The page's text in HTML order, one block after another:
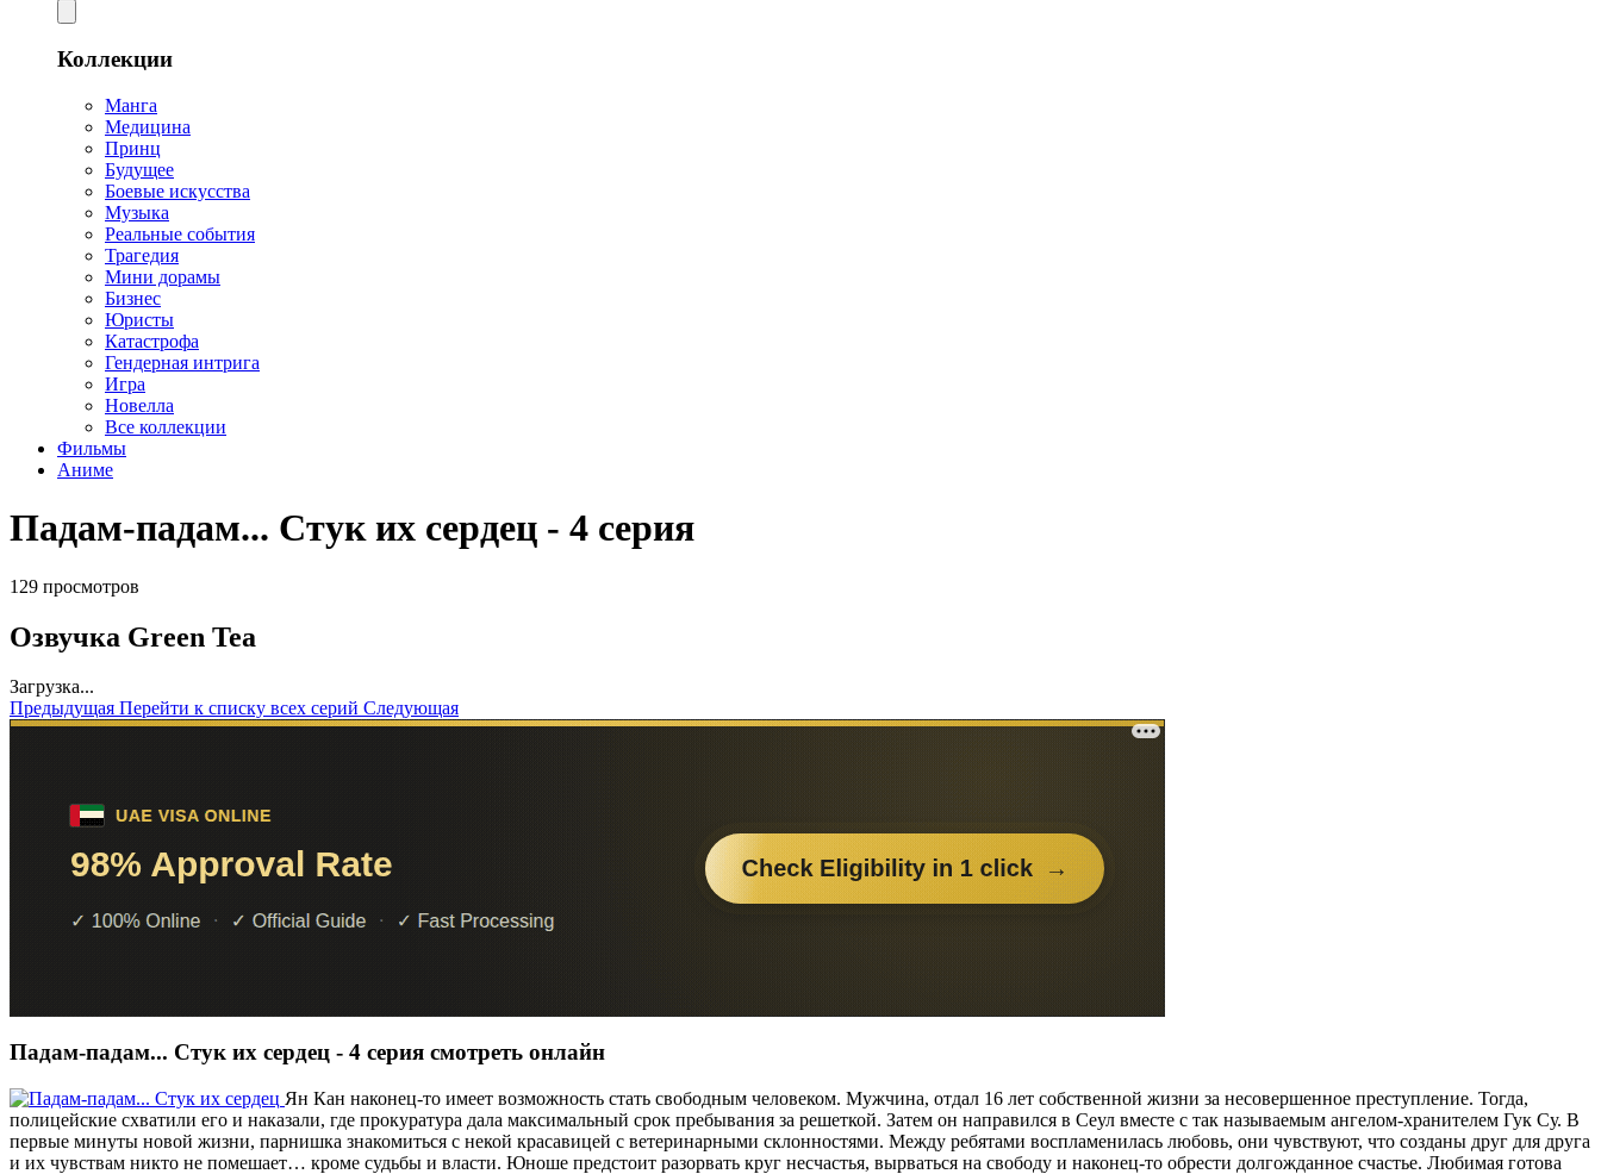
Коллекции
Манга
Медицина
Принц
Будущее
Боевые искусства
Музыка
Реальные события
Трагедия
Мини дорамы
Бизнес
Юристы
Катастрофа
Гендерная интрига
Игра
Новелла
Все коллекции
Фильмы
Аниме
Падам-падам... Стук их сердец - 4 серия
129 просмотров
Озвучка Green Tea
Загрузка...
Предыдущая Перейти к списку всех серий Следующая
Падам-падам... Стук их сердец - 4 серия смотреть онлайн
Ян Кан наконец-то имеет возможность стать свободным человеком. Мужчина, отдал 16 лет собственной жизни за несовершенное преступление. Тогда,
полицейские схватили его и наказали, где прокуратура дала максимальный срок пребывания за решеткой. Затем он направился в Сеул вместе с так называемым ангелом-хранителем Гук Су. В
первые минуты новой жизни, парнишка знакомиться с некой красавицей с ветеринарными склонностями. Между ребятами воспламенилась любовь, они чувствуют, что созданы друг для друга
и их чувствам никто не помешает… кроме судьбы и власти. Юноше предстоит разорвать круг несчастья, вырваться на свободу и наконец-то обрести долгожданное счастье. Любимая готова